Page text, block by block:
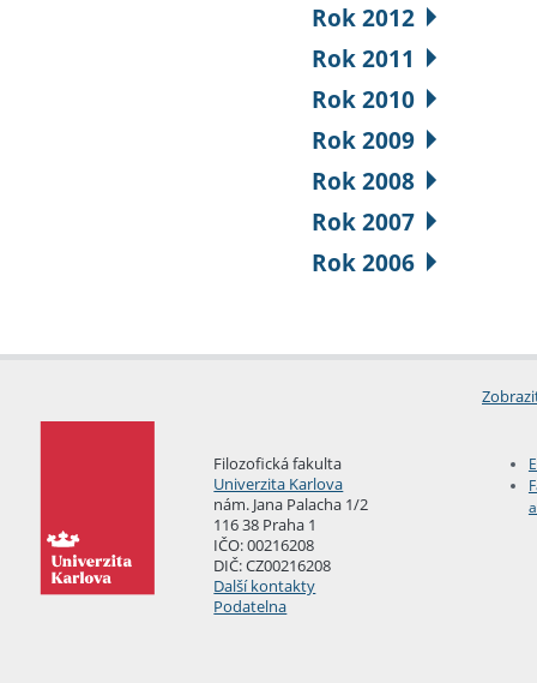
Rok 2012
Rok 2011
Rok 2010
Rok 2009
Rok 2008
Rok 2007
Rok 2006
Filozofická fakulta
Univerzita Karlova
nám. Jana Palacha 1/2
116 38 Praha 1
IČO: 00216208
DIČ: CZ00216208
Další kontakty
Podatelna